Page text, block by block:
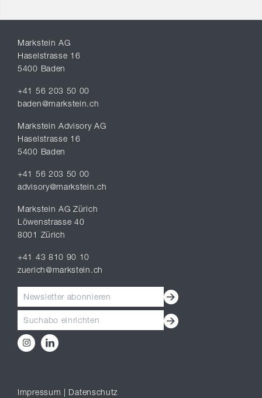
Markstein AG
Haselstrasse 16
5400 Baden
+41 56 203 50 00
baden@markstein.ch
Markstein Advisory AG
Haselstrasse 16
5400 Baden
+41 56 203 50 00
advisory@markstein.ch
Markstein AG Zürich
Löwenstrasse 40
8001 Zürich
+41 43 810 90 10
zuerich@markstein.ch
Newsletter abonnieren
Suchabo einrichten
Impressum Datenschutz